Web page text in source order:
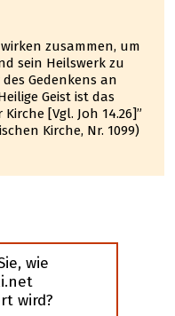
zusammen, um
sein Heilswerk zu
Gedenkens an
Geist ist das
[Vgl. Joh 14.26]”
Kirche, Nr. 1099)
wie
wird?